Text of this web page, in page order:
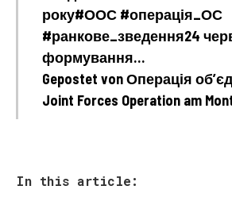
року#ООС #операція_ОС
#ранкове_зведення24
формування…
Gepostet von Операція
Joint Forces Operation am
In this article: